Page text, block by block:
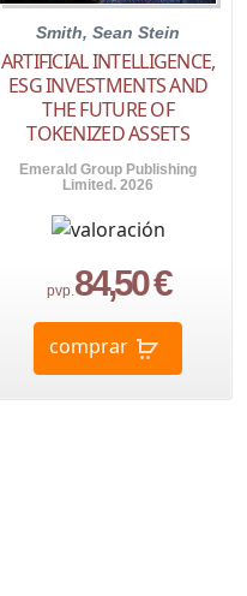
Smith, Sean Stein
ARTIFICIAL INTELLIGENCE,
ESG INVESTMENTS AND
THE FUTURE OF
TOKENIZED ASSETS
Emerald Group Publishing
Limited. 2026
pvp.84,50 €
comprar